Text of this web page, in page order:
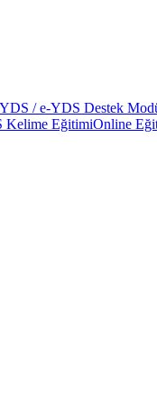
YDS / e-YDS Destek
Kelime EğitimiOnline